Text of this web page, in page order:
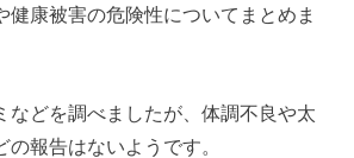
健康被害の危険性についてまとめま
などを調べましたが、体調不良や太
の報告はないようです。